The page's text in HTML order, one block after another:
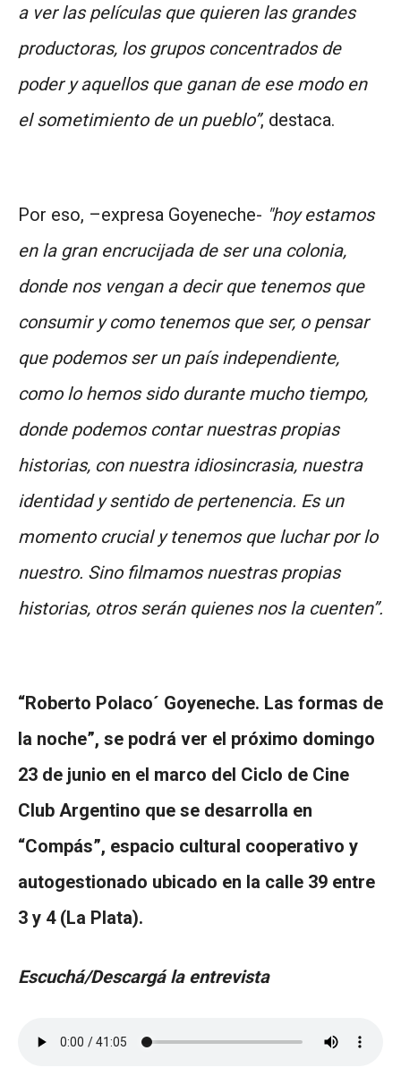
a ver las películas que quieren las grandes
productoras, los grupos concentrados de
poder y aquellos que ganan de ese modo en
el sometimiento de un pueblo”, destaca.
Por eso, –expresa Goyeneche- "hoy estamos
en la gran encrucijada de ser una colonia,
donde nos vengan a decir que tenemos que
consumir y como tenemos que ser, o pensar
que podemos ser un país independiente,
como lo hemos sido durante mucho tiempo,
donde podemos contar nuestras propias
historias, con nuestra idiosincrasia, nuestra
identidad y sentido de pertenencia. Es un
momento crucial y tenemos que luchar por lo
nuestro. Sino filmamos nuestras propias
historias, otros serán quienes nos la cuenten”.
“Roberto Polaco´ Goyeneche. Las formas de
la noche”, se podrá ver el próximo domingo
23 de junio en el marco del Ciclo de Cine
Club Argentino que se desarrolla en
“Compás”, espacio cultural cooperativo y
autogestionado ubicado en la calle 39 entre
3 y 4 (La Plata).
Escuchá/Descargá la entrevista